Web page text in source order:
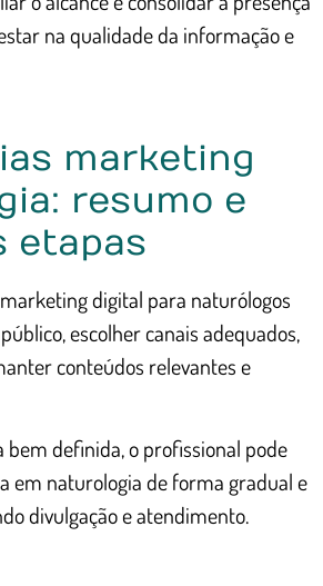
na qualidade da informação e
marketing
resumo e
etapas
digital para naturólogos
escolher canais adequados,
conteúdos relevantes e
definida, o profissional pode
em naturologia de forma gradual e
divulgação e atendimento.